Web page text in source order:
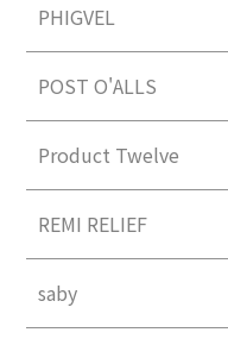
PHIGVEL
POST O'ALLS
Product Twelve
REMI RELIEF
saby